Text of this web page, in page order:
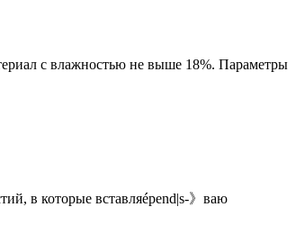
с влажностью не выше 18%. Параметры
в которые вставляépend|s-》ваю